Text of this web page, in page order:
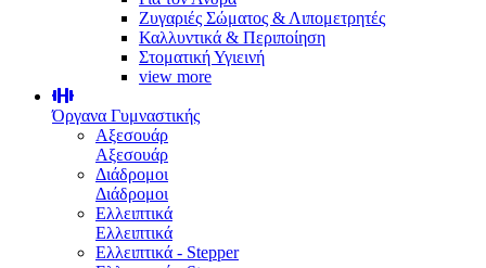
Ζυγαριές Σώματος & Λιπομετρητές
Καλλυντικά & Περιποίηση
Στοματική Υγιεινή
view more
Όργανα Γυμναστικής
Αξεσουάρ
Αξεσουάρ
Διάδρομοι
Διάδρομοι
Ελλειπτικά
Ελλειπτικά
Ελλειπτικά - Stepper